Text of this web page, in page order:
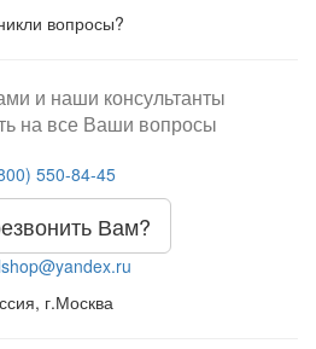
вопросы?
и наши консультанты
на все Ваши вопросы
550-84-45
Вам?
г.Москва